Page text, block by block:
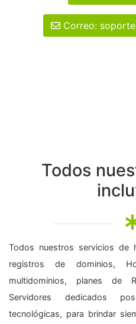
Correo:
Todos
Todos nuestros servicios de
registros de dominios,
multidominios, planes de
Servidores dedicados
tecnológicas, para brindar